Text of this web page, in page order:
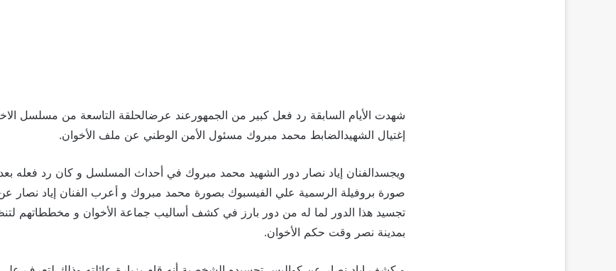
إغتيال الشهيدالضابط محمد مبروك مسئول الأمن الوطني عن ملف الأخوان.
ويجسدالفنان إياد نصار دور الشهيد محمد مبروك في أحداث المسلسل و كان رد فعله
صورة بروفيلة الرسمية علي الفيسبوك بصورة محمد مبروك و أعرب الفنان إياد نصار
تجسيد هذا الدور لما له من دور بارز في كشف أساليب جماعة الأخوان و مخططاتهم
بمدينة نصر وقت حكم الأخوان.